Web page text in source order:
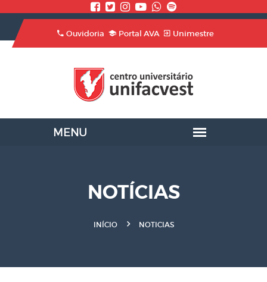
Ouvidoria Portal AVA Unimestre
NOTÍCIAS
INÍCIO NOTICIAS